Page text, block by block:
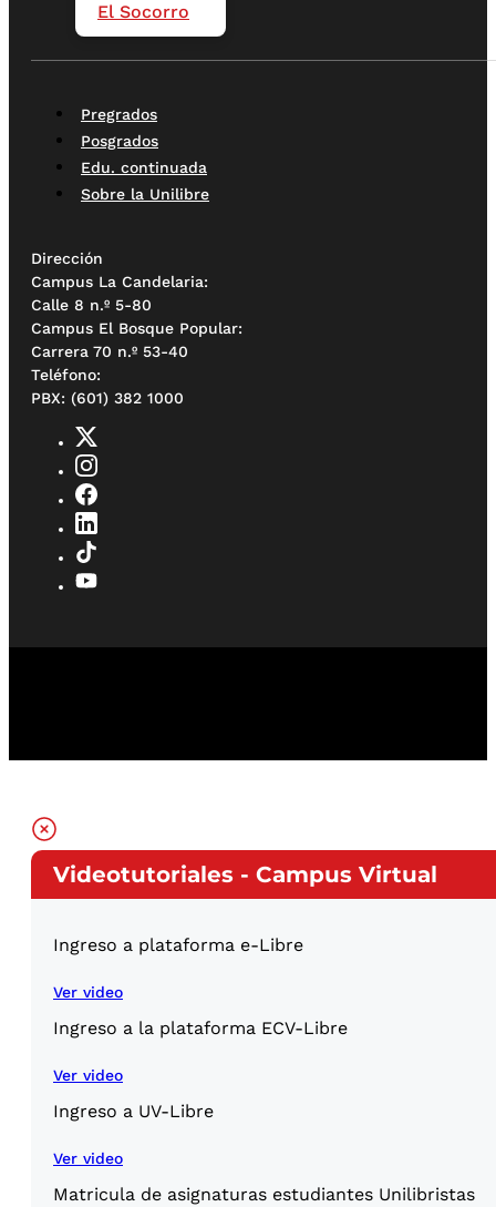
El Socorro
Pregrados
Posgrados
Edu. continuada
Sobre la Unilibre
Dirección
Campus La Candelaria:
Calle 8 n.º 5-80
Campus El Bosque Popular:
Carrera 70 n.º 53-40
Teléfono:
PBX: (601) 382 1000
Videotutoriales - Campus Virtual
Ingreso a plataforma e-Libre
Ver video
Ingreso a la plataforma ECV-Libre
Ver video
Ingreso a UV-Libre
Ver video
Matricula de asignaturas estudiantes Unilibristas